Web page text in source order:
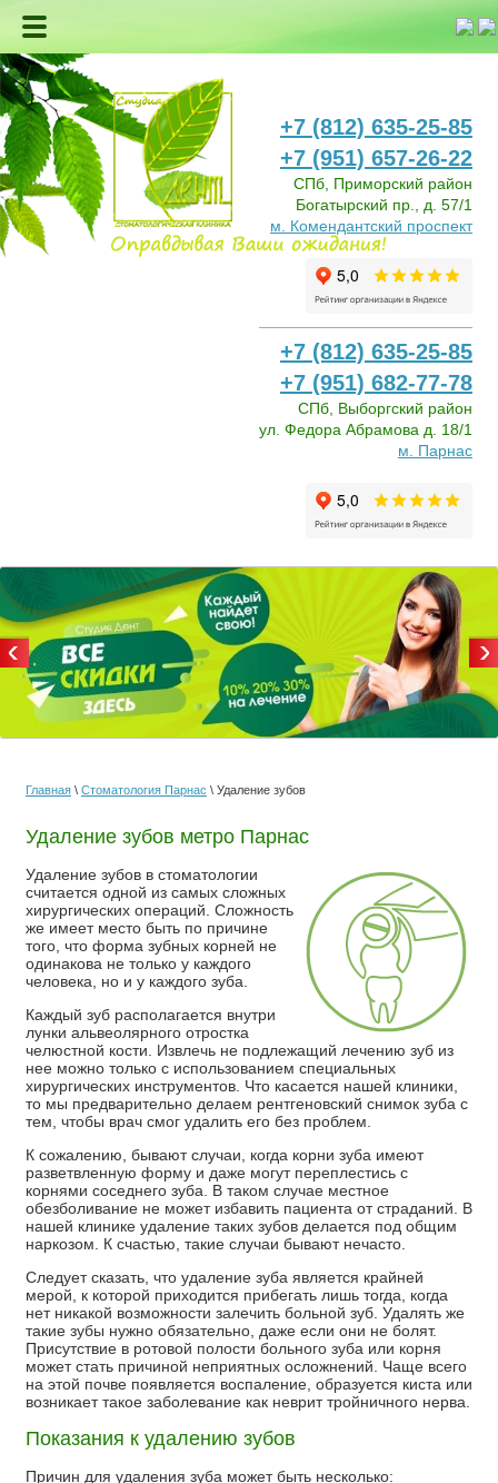
+7 (812) 635-25-85
+7 (951) 657-26-22
СПб, Приморский район
Богатырский пр., д. 57/1
м. Комендантский проспект
+7 (812) 635-25-85
+7 (951) 682-77-78
СПб, Выборгский район
ул. Федора Абрамова д. 18/1
м. Парнас
Главная \ Стоматология Парнас \ Удаление зубов
Удаление зубов метро Парнас
Удаление зубов в стоматологии
считается одной из самых сложных
хирургических операций. Сложность
же имеет место быть по причине
того, что форма зубных корней не
одинакова не только у каждого
человека, но и у каждого зуба.
Каждый зуб располагается внутри
лунки альвеолярного отростка
челюстной кости. Извлечь не подлежащий лечению зуб из
нее можно только с использованием специальных
хирургических инструментов. Что касается нашей клиники,
то мы предварительно делаем рентгеновский снимок зуба с
тем, чтобы врач смог удалить его без проблем.
К сожалению, бывают случаи, когда корни зуба имеют
разветвленную форму и даже могут переплестись с
корнями соседнего зуба. В таком случае местное
обезболивание не может избавить пациента от страданий. В
нашей клинике удаление таких зубов делается под общим
наркозом. К счастью, такие случаи бывают нечасто.
Следует сказать, что удаление зуба является крайней
мерой, к которой приходится прибегать лишь тогда, когда
нет никакой возможности залечить больной зуб. Удалять же
такие зубы нужно обязательно, даже если они не болят.
Присутствие в ротовой полости больного зуба или корня
может стать причиной неприятных осложнений. Чаще всего
на этой почве появляется воспаление, образуется киста или
возникает такое заболевание как неврит тройничного нерва.
Показания к удалению зубов
Причин для удаления зуба может быть несколько: